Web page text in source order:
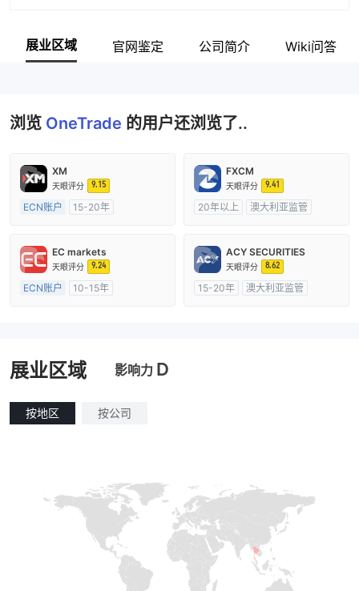
展业区域 官网鉴定 公司简介 Wiki问答
浏览 OneTrade 的用户还浏览了..
XM
天眼评分 9.15
ECN账户
15-20年
主标MT4
FXCM
天眼评分 9.41
20年以上
澳大利亚监管
EC markets
天眼评分 9.24
ECN账户
10-15年
ACY SECURITIES
天眼评分 8.62
15-20年
澳大利亚监管
展业区域 影响力 D
按地区 按公司